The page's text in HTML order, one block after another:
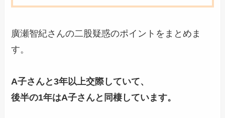
廣瀬智紀さんの二股疑惑のポイントをまとめま
す。
A子さんと3年以上交際していて、
後半の1年はA子さんと同棲しています。